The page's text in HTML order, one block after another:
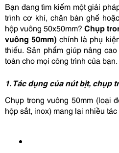
Bạn đang tìm kiếm một giải
trình cơ khí, chân bàn ghế
hộp vuông 50x50mm? Chụp
vuông 50mm) chính là phụ
thiếu. Sản phẩm giúp nâng
toàn cho mọi công trình của bạn.
1. Tác dụng của nút bịt, chụp
Chụp trong vuông 50mm (loại
hộp sắt, inox) mang lại nhiều